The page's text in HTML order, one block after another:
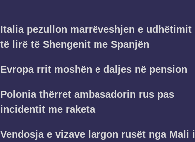
Italia pezullon marrëveshjen e udhëtimit
të lirë të Shengenit me Spanjën
Evropa rrit moshën e daljes në pension
Polonia thërret ambasadorin rus pas
incidentit me raketa
Vendosja e vizave largon rusët nga Mali i